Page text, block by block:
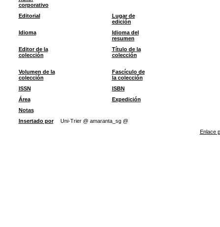
corporativo
Editorial
Lugar de
edición
Idioma
Idioma del
resumen
Editor de la
colección
Título de la
colección
Volumen de la
colección
Fascículo de
la colección
ISSN
ISBN
Área
Expedición
Notas
Insertado por
Uni-Trier @ amaranta_sg @
Enlace